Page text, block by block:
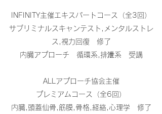
​INFINITY主催エキスパートコース（全3回）
サブリミナルスキャンテスト,メンタルストレ
ス,視力回復 修了
内臓アプローチ 循環系,排泄系 受講
ALLアプローチ協会主催
プレミアムコース（全6回）
内臓,頭蓋仙骨,筋膜,骨格,経絡,心理学 修了